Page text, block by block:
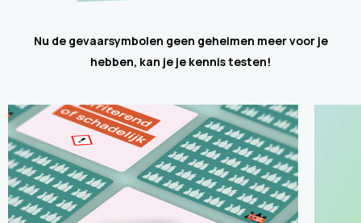
Nu de gevaarsymbolen geen geheimen meer voor je
hebben, kan je je kennis testen!